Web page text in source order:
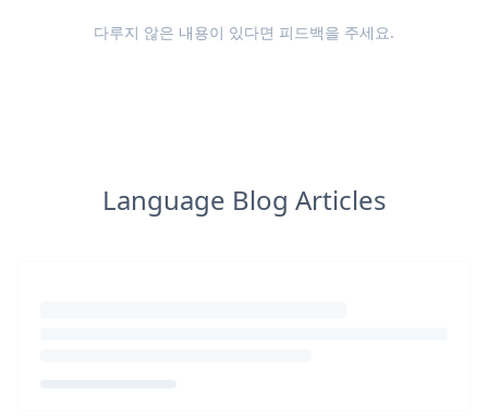
다루지 않은 내용이 있다면 피드백을 주세요.
Language Blog Articles